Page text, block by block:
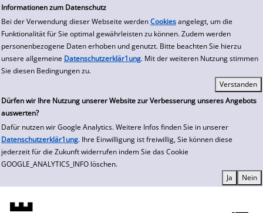
Informationen zum Datenschutz
Bei der Verwendung dieser Webseite werden Cookies angelegt, um die
Funktionalität für Sie optimal gewährleisten zu können. Zudem werden
personenbezogene Daten erhoben und genutzt. Bitte beachten Sie hierzu
unsere allgemeine Datenschutzerklär1ung. Mit der weiteren Nutzung stimmen
Sie diesen Bedingungen zu.
Dürfen wir Ihre Nutzung unserer Website zur Verbesserung unseres Angebots
auswerten?
Dafür nutzen wir Google Analytics. Weitere Infos finden Sie in unserer
Datenschutzerklär1ung. Ihre Einwilligung ist freiwillig, Sie können diese
jederzeit für die Zukunft widerrufen indem Sie das Cookie
GOOGLE_ANALYTICS_INFO löschen.
zur Navigation springen
zum Inhalt springen
Zur Detailanzeige springen